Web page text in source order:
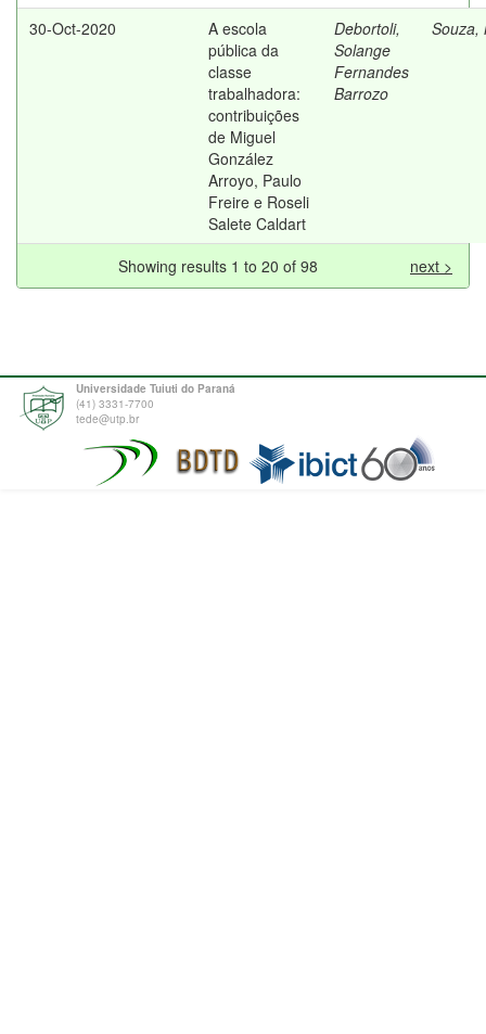
30-Oct-2020
A escola
pública da
classe
trabalhadora:
contribuições
de Miguel
González
Arroyo, Paulo
Freire e Roseli
Salete Caldart
Debortoli,
Solange
Fernandes
Barrozo
Souza,
Showing results 1 to 20 of 98 next >
Universidade Tuiuti do Paraná
(41) 3331-7700
tede@utp.br